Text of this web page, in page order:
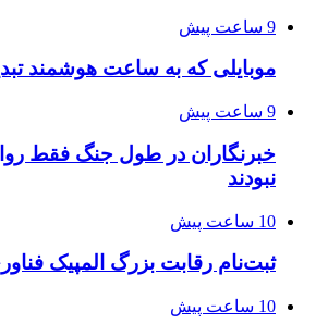
9 ساعت پیش
موبایلی که به ساعت هوشمند
9 ساعت پیش
خبرنگاران در طول جنگ فقط
نبودند
10 ساعت پیش
ثبت‌نام رقابت بزرگ المپیک فناوری ۲۰۲۶
10 ساعت پیش